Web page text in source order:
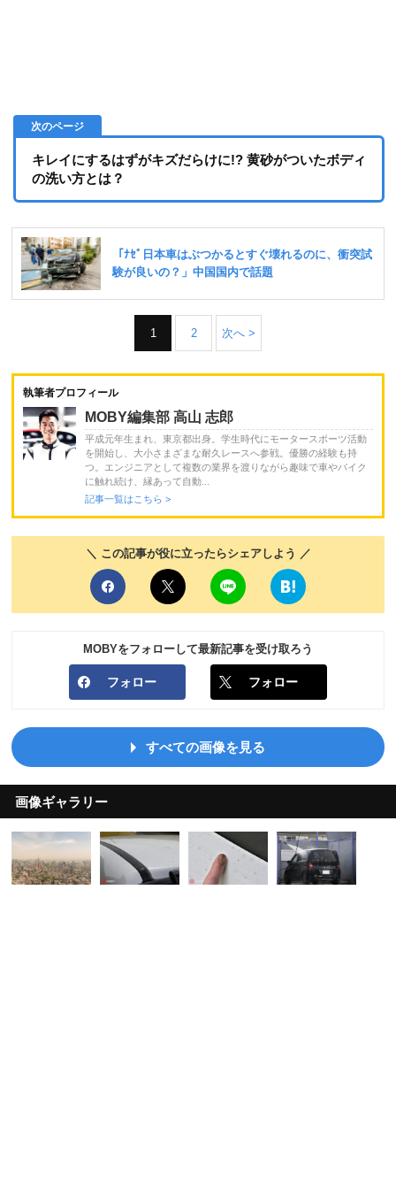
キレイにするはずがキズだらけに!? 黄砂がついたボディ
の洗い方とは？
1 2 次へ >
執筆者プロフィール
MOBY編集部 高山 志郎
平成元年生まれ、東京都出身。学生時代にモータースポーツ活動
を開始し、大小さまざまな耐久レースへ参戦。優勝の経験も持
つ。エンジニアとして複数の業界を渡りながら趣味で車やバイク
に触れ続け、縁あって自動...
記事一覧はこちら >
＼ この記事が役に立ったらシェアしよう ／
MOBYをフォローして最新記事を受け取ろう
フォロー フォロー
すべての画像を見る
画像ギャラリー